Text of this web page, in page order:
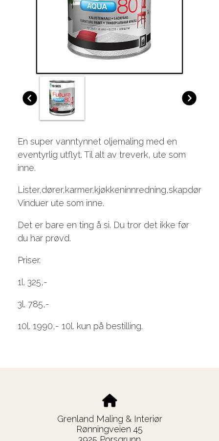
En super vanntynnet oljemaling med en
eventyrlig utflyt. Til alt av treverk, ute som
inne.
Lister,dører,karmer,kjøkkeninnredning,skapdører.
Vinduer ute som inne.
Det er bare en ting å si. Du tror det ikke før
du har prøvd.
Priser.
1l. 325,-
3l. 785,-
10l. 1990,- 10l. kun på bestilling.
Grenland Maling & Interiør
Rønningveien 45